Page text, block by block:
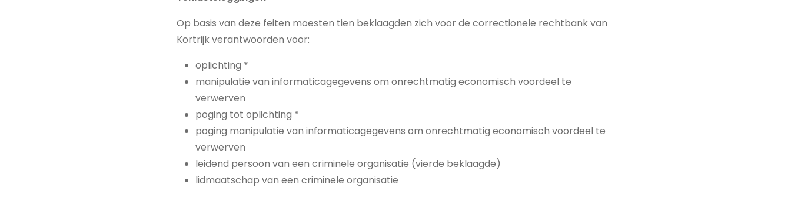
Op basis van deze feiten moesten tien beklaagden zich voor de correctionele rechtbank van
Kortrijk verantwoorden voor:
oplichting *
manipulatie van informaticagegevens om onrechtmatig economisch voordeel te
verwerven
poging tot oplichting *
poging manipulatie van informaticagegevens om onrechtmatig economisch voordeel te
verwerven
leidend persoon van een criminele organisatie (vierde beklaagde)
lidmaatschap van een criminele organisatie